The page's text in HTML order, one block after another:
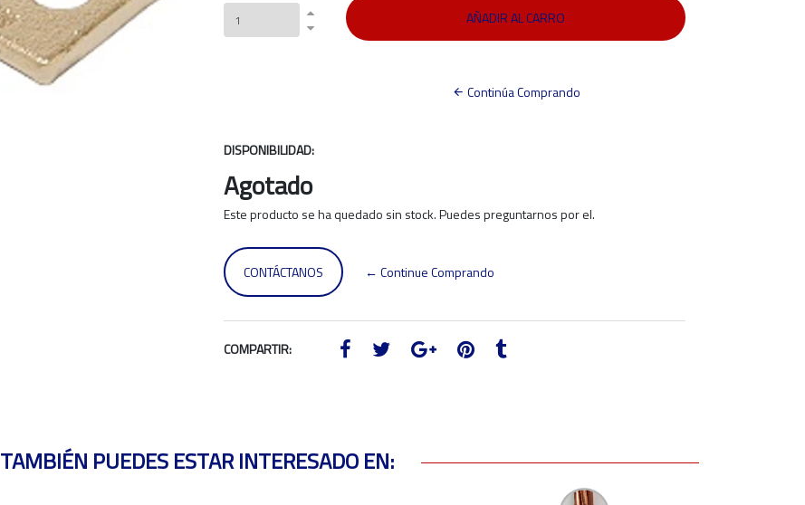
Continúa Comprando
DISPONIBILIDAD:
Agotado
Este producto se ha quedado sin stock. Puedes preguntarnos por el.
CONTÁCTANOS ← Continue Comprando
COMPARTIR:
TAMBIÉN PUEDES ESTAR INTERESADO EN: